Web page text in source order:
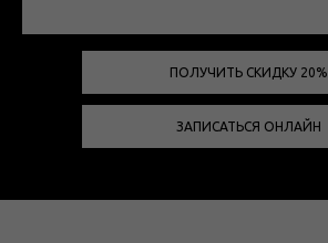
ЗАПИСАТЬСЯ ОНЛАЙН
ПОЛУЧИТЬ СКИДКУ 20%